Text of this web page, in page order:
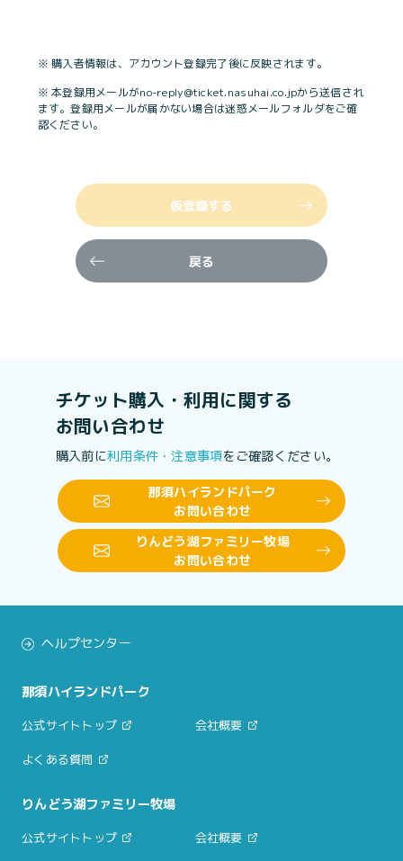
※ 購入者情報は、アカウント登録完了後に反映されます。
※ 本登録用メールがno-reply@ticket.nasuhai.co.jpから送信され
ます。登録用メールが届かない場合は迷惑メールフォルダをご確
認ください。
仮登録する
戻る
チケット購入・利用に関する
お問い合わせ
購入前に利用条件・注意事項をご確認ください。
那須ハイランドパーク
お問い合わせ
りんどう湖ファミリー牧場
お問い合わせ
ヘルプセンター
那須ハイランドパーク
公式サイトトップ 会社概要
よくある質問
りんどう湖ファミリー牧場
公式サイトトップ 会社概要